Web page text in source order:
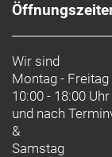
Wir sind
Montag - Freitag
10:00 - 18:00
und nach
&
Samstag